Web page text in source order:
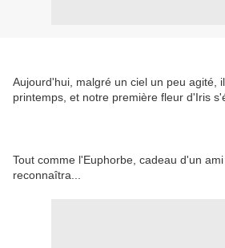
Aujourd'hui, malgré un ciel un peu agité,
printemps, et notre première fleur d'Iris
Tout comme l'Euphorbe, cadeau d'un
reconnaîtra...